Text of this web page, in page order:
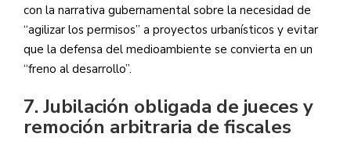
con la narrativa gubernamental sobre la necesidad de
“agilizar los permisos” a proyectos urbanísticos y evitar
que la defensa del medioambiente se convierta en un
“freno al desarrollo”.
7. Jubilación obligada de jueces y
remoción arbitraria de fiscales